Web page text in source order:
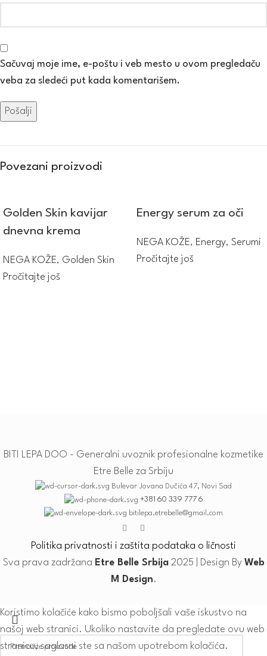
Sačuvaj moje ime, e-poštu i veb mesto u ovom pregledaču
veba za sledeći put kada komentarišem.
Povezani proizvodi
Golden Skin kavijar
dnevna krema
NEGA KOŽE, Golden Skin
Pročitajte još
Energy serum za oči
NEGA KOŽE, Energy, Serumi
Pročitajte još
BITI LEPA DOO - Generalni uvoznik profesionalne kozmetike
Etre Belle za Srbiju
Bulevar Jovana Dučića 47, Novi Sad
+381 60 339 777 6
bitilepa.etrebelle@gmail.com
Politika privatnosti i zaštita podataka o ličnosti
Sva prava zadržana Etre Belle Srbija2025 | Design By Web
M Design.
Koristimo kolačiće kako bismo poboljšali vaše iskustvo na
našoj web stranici. Ukoliko nastavite da pregledate ovu web
stranicu, saglasni ste sa našom upotrebom kolačića.